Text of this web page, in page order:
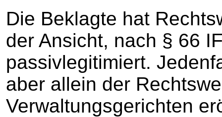
Die Beklagte hat
der Ansicht, nach § 66
passivlegitimiert.
aber allein der
Verwaltungsgerichten